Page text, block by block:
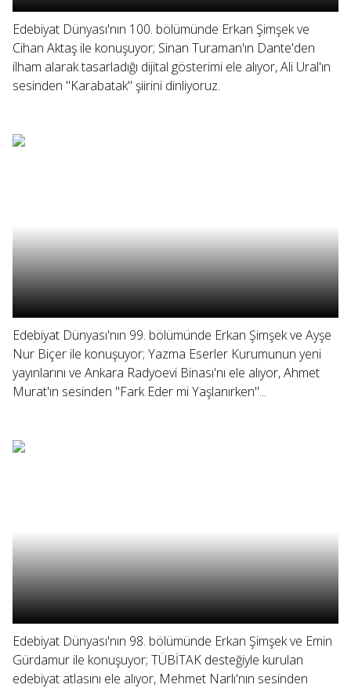
Edebiyat Dünyası'nın 100. bölümünde Erkan Şimşek ve
Cihan Aktaş ile konuşuyor; Sinan Turaman'ın Dante'den
ilham alarak tasarladığı dijital gösterimi ele alıyor, Ali Ural'ın
sesinden "Karabatak" şiirini dinliyoruz.
Edebiyat Dünyası'nın 99. bölümünde Erkan Şimşek ve Ayşe
Nur Biçer ile konuşuyor; Yazma Eserler Kurumunun yeni
yayınlarını ve Ankara Radyoevi Binası'nı ele alıyor, Ahmet
Murat'ın sesinden "Fark Eder mi Yaşlanırken"...
Edebiyat Dünyası'nın 98. bölümünde Erkan Şimşek ve Emin
Gürdamur ile konuşuyor; TÜBİTAK desteğiyle kurulan
edebiyat atlasını ele alıyor, Mehmet Narlı'nın sesinden